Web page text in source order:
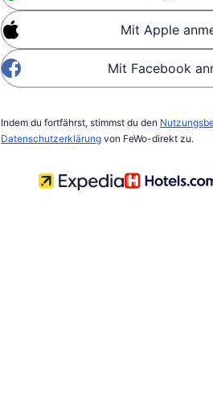
Mit Apple
Mit Facebook
Indem du fortfährst, stimmst du den
Datenschutzerklärung von FeWo-direkt zu.